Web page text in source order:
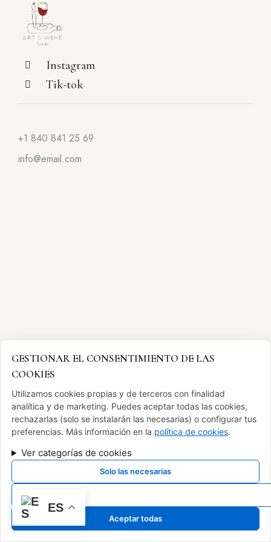
Instagram
Tik-tok
+1 840 841 25 69
info@email.com
GESTIONAR EL CONSENTIMIENTO DE LAS
COOKIES
Utilizamos cookies propias y de terceros con finalidad
analítica y de marketing. Puedes aceptar todas las cookies,
rechazarlas (solo se instalarán las necesarias) o configurar tus
preferencias. Más información en la política de cookies.
Ver categorías de cookies
Solo las necesarias
Ver preferencias
Aceptar todas
ES